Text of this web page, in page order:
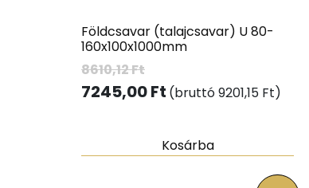
Földcsavar (talajcsavar) U 80-
160x100x1000mm
8610,12Ft
7245,00Ft (bruttó9201,15 Ft)
Kosárba